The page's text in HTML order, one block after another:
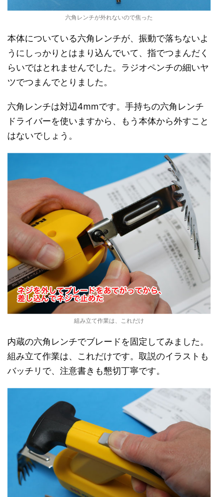
六角レンチが外れないので焦った
本体についている六角レンチが、振動で落ちないよ
うにしっかりとはまり込んでいて、指でつまんだく
らいではとれませんでした。ラジオペンチの細いヤ
ツでつまんでとりました。
六角レンチは対辺4mmです。手持ちの六角レンチ
ドライバーを使いますから、もう本体から外すこと
はないでしょう。
組み立て作業は、これだけ
内蔵の六角レンチでブレードを固定してみました。
組み立て作業は、これだけです。取説のイラストも
バッチリで、注意書きも懇切丁寧です。